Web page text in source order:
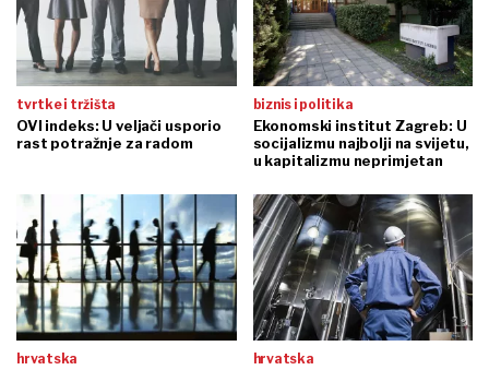
tvrtke i tržišta
OVI indeks: U veljači usporio
rast potražnje za radom
biznis i politika
Ekonomski institut Zagreb: U
socijalizmu najbolji na svijetu,
u kapitalizmu neprimjetan
hrvatska hrvatska